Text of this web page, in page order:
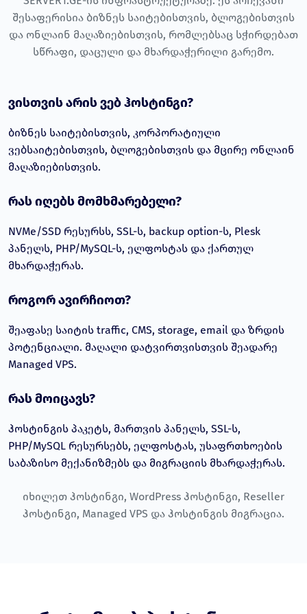
24/7 ტიკეტ სისტემა ქართულ ენაზე
თანხის დაბრუნების გარანტია
7-დღიანი თანხის დაბრუნების პოლიტიკა
შესაფერისია ბიზნეს საიტებისთვის, ბლოგებისთვის
და ონლაინ მაღაზიებისთვის, რომლებსაც სჭირდებათ
სწრაფი, დაცული და მხარდაჭერილი გარემო.
ვისთვის არის ვებ ჰოსტინგი?
ბიზნეს საიტებისთვის, კორპორატიული
ვებსაიტებისთვის, ბლოგებისთვის და მცირე ონლაინ
მაღაზიებისთვის.
რას იღებს მომხმარებელი?
NVMe/SSD რესურსს, SSL-ს, backup option-ს, Plesk
პანელს, PHP/MySQL-ს, ელფოსტას და ქართულ
მხარდაჭერას.
როგორ ავირჩიოთ?
შეაფასე საიტის traffic, CMS, storage, email და ზრდის
პოტენციალი. მაღალი დატვირთვისთვის შეადარე
Managed VPS.
რას მოიცავს?
ჰოსტინგის პაკეტს, მართვის პანელს, SSL-ს,
PHP/MySQL რესურსებს, ელფოსტას, უსაფრთხოების
საბაზისო მექანიზმებს და მიგრაციის მხარდაჭერას.
იხილეთ ჰოსტინგი, WordPress ჰოსტინგი, Reseller
ჰოსტინგი, Managed VPS და ჰოსტინგის მიგრაცია.